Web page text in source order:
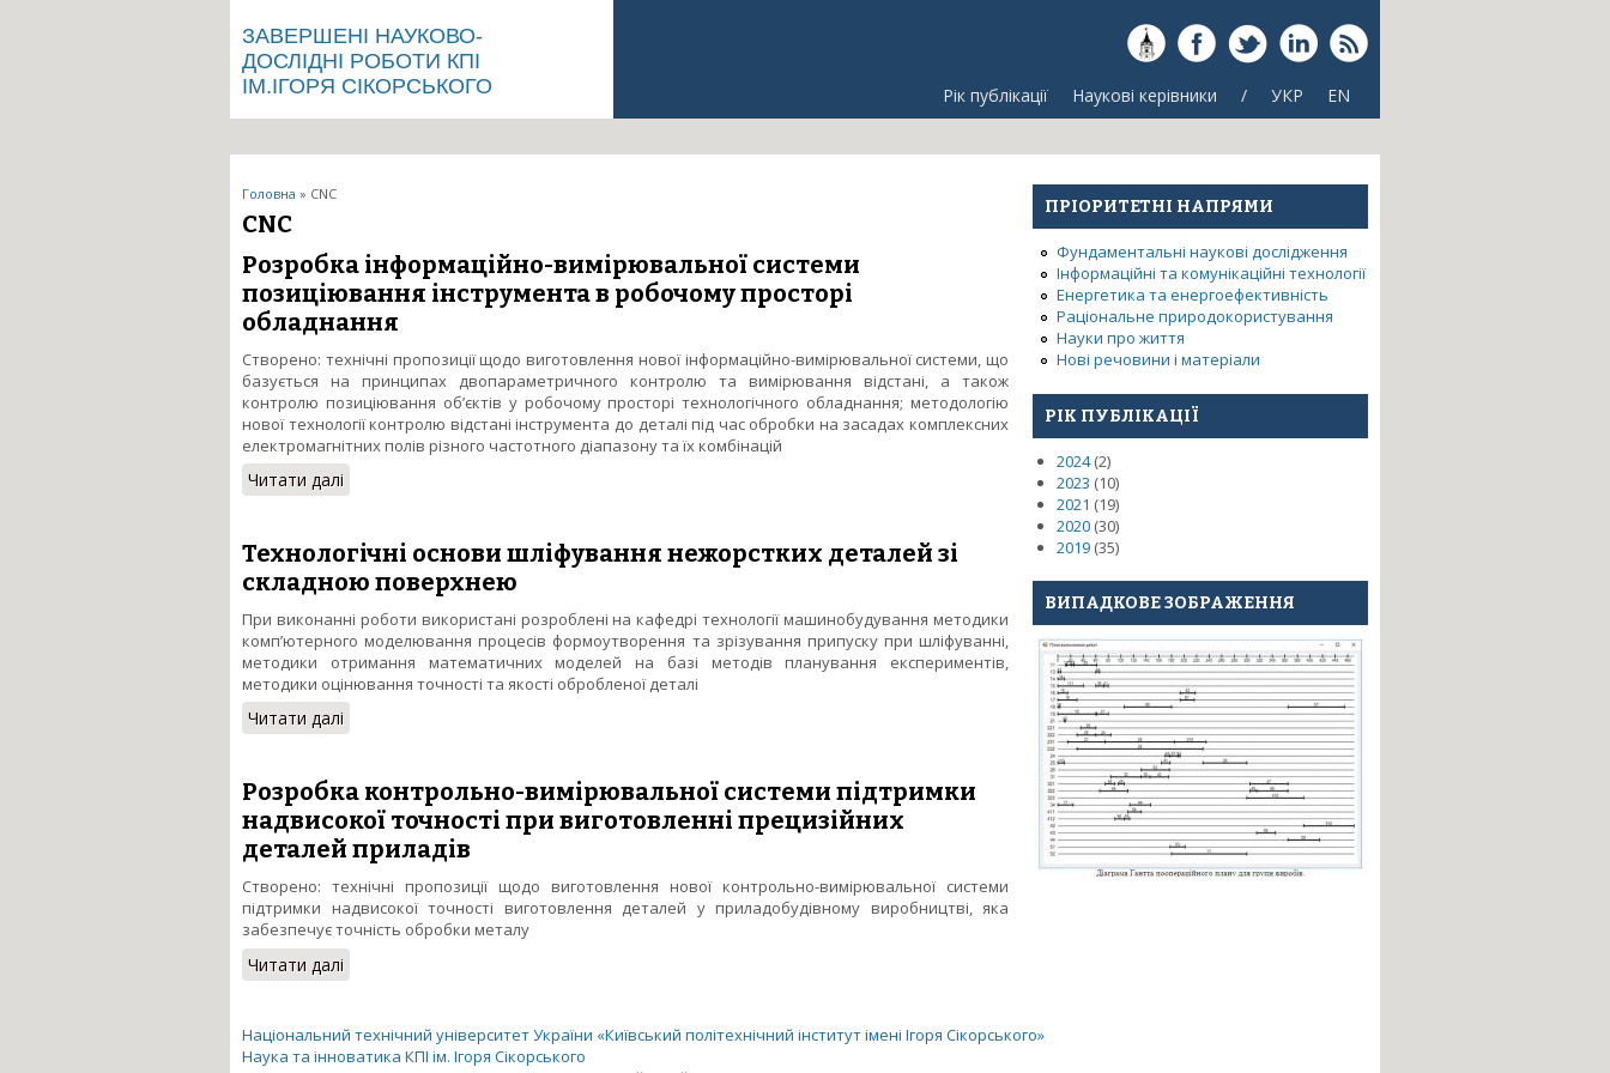
ЗАВЕРШЕНІ НАУКОВО-
ДОСЛІДНІ РОБОТИ КПІ
ІМ.ІГОРЯ СІКОРСЬКОГО
Рік публікації Наукові керівники / УКР EN
Ви є тут
Головна » CNC
CNC
Розробка інформаційно-вимірювальної системи
позиціювання інструмента в робочому просторі
обладнання
Створено: технічні пропозиції щодо виготовлення нової інформаційно-вимірювальної системи, що
базується на принципах двопараметричного контролю та вимірювання відстані, а також
контролю позиціювання об’єктів у робочому просторі технологічного обладнання; методологію
нової технології контролю відстані інструмента до деталі під час обробки на засадах комплексних
електромагнітних полів різного частотного діапазону та їх комбінацій
Читати далі про Розробка інформаційно-вимірювальної системи позиціювання інструмента в робочому просторі обладнання
Технологічні основи шліфування нежорстких деталей зі
складною поверхнею
При виконанні роботи використані розроблені на кафедрі технології машинобудування методики
комп’ютерного моделювання процесів формоутворення та зрізування припуску при шліфуванні,
методики отримання математичних моделей на базі методів планування експериментів,
методики оцінювання точності та якості обробленої деталі
Читати далі
Розробка контрольно-вимірювальної системи підтримки
надвисокої точності при виготовленні прецизійних
деталей приладів
Створено: технічні пропозиції щодо виготовлення нової контрольно-вимірювальної системи
підтримки надвисокої точності виготовлення деталей у приладобудівному виробництві, яка
забезпечує точність обробки металу
Читати далі
приладів
ПРІОРИТЕТНІ НАПРЯМИ
Фундаментальні наукові дослідження
Інформаційні та комунікаційні технології
Енергетика та енергоефективність
Раціональне природокористування
Науки про життя
Нові речовини і матеріали
РІК ПУБЛІКАЦІЇ
2024(2)
2023 (10)
2021 (19)
2020 (30)
2019 (35)
ВИПАДКОВЕ ЗОБРАЖЕННЯ
Національний технічний університет України «Київський політехнічний інститут імені Ігоря Сікорського»
Наука та інноватика КПІ ім. Ігоря Сікорського